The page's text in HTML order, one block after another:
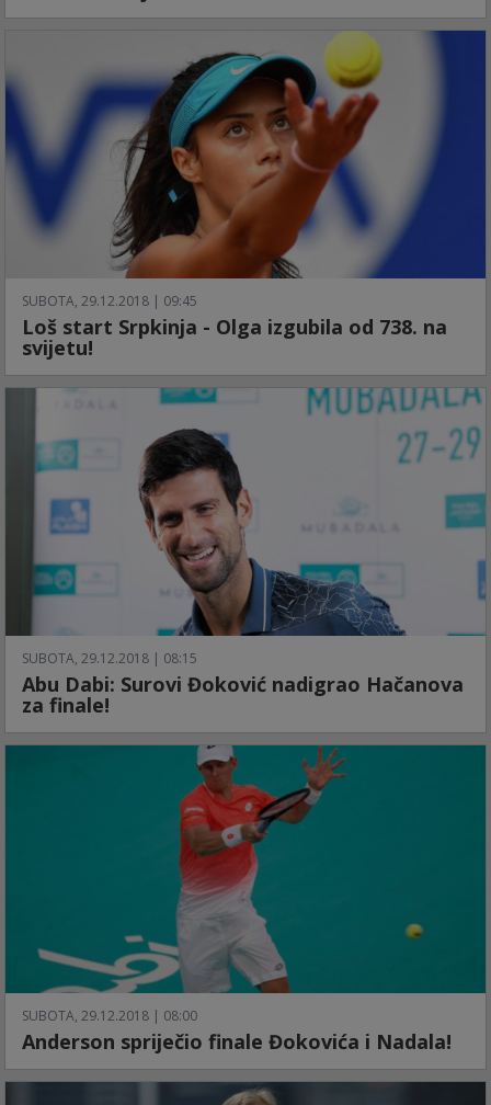
SUBOTA, 29.12.2018 | 09:45
Loš start Srpkinja - Olga izgubila od 738. na
svijetu!
SUBOTA, 29.12.2018 | 08:15
Abu Dabi: Surovi Đoković nadigrao Hačanova
za finale!
SUBOTA, 29.12.2018 | 08:00
Anderson spriječio finale Đokovića i Nadala!